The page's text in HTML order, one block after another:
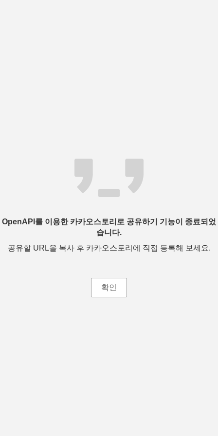
OpenAPI를 이용한 카카오스토리로 공유하기 기능이 종료되었
습니다.
공유할 URL을 복사 후 카카오스토리에 직접 등록해 보세요.
확인